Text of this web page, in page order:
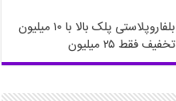
بلفاروپلاستی پلک بالا با ۱۰ میلیون
تخفیف فقط ۲۵ میلیون